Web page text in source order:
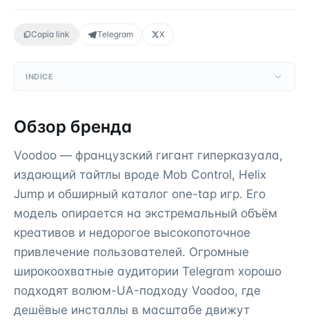
Copia link Telegram X
INDICE
Обзор бренда
Voodoo — французский гигант гиперказуала,
издающий тайтлы вроде Mob Control, Helix
Jump и обширный каталог one-tap игр. Его
модель опирается на экстремальный объём
креативов и недорогое высокопоточное
привлечение пользователей. Огромные
широкоохватные аудитории Telegram хорошо
подходят волюм-UA-подходу Voodoo, где
дешёвые инсталлы в масштабе движут